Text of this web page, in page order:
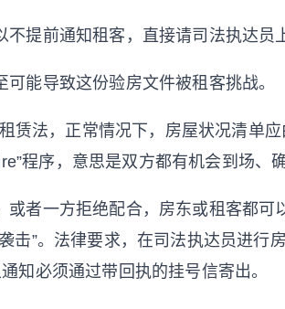
提前通知租客，直接请司法执达员
能导致这份验房文件被租客挑战。
赁法，正常情况下，房屋状况清单
程序，意思是双方都有机会到场、
或者一方拒绝配合，房东或租客都
击”。法律要求，在司法执达员进行
知必须通过带回执的挂号信寄出。